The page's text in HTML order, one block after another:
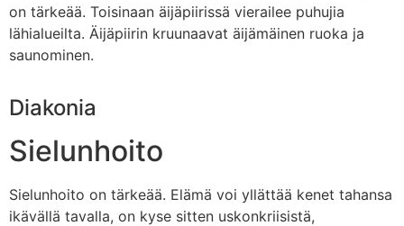
on tärkeää. Toisinaan äijäpiirissä vierailee puhujia
lähialueilta. Äijäpiirin kruunaavat äijämäinen ruoka ja
saunominen.
Diakonia
Sielunhoito
Sielunhoito on tärkeää. Elämä voi yllättää kenet tahansa
ikävällä tavalla, on kyse sitten uskonkriisistä,